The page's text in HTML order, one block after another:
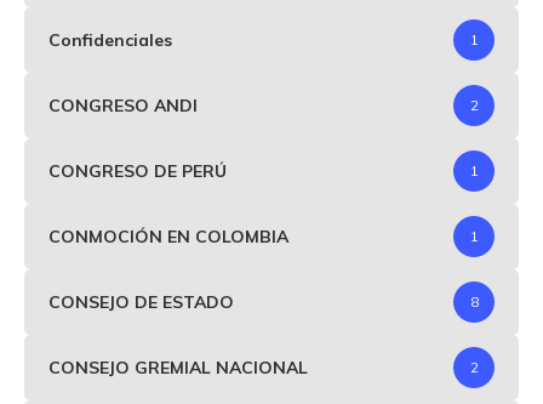
Confidenciales 1
CONGRESO ANDI 2
CONGRESO DE PERÚ 1
CONMOCIÓN EN COLOMBIA 1
CONSEJO DE ESTADO 8
CONSEJO GREMIAL NACIONAL 2